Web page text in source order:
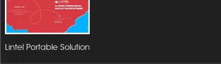
Lintel Portable Solution